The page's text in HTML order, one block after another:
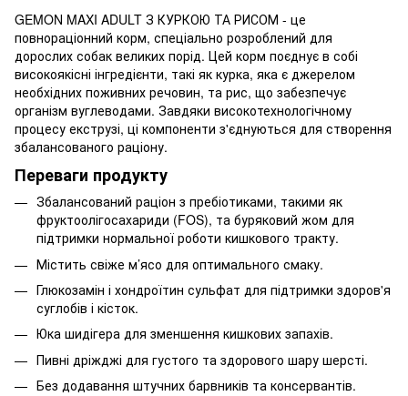
GEMON MAXI ADULT З КУРКОЮ ТА РИСОМ - це
повнораціонний корм, спеціально розроблений для
дорослих собак великих порід. Цей корм поєднує в собі
високоякісні інгредієнти, такі як курка, яка є джерелом
необхідних поживних речовин, та рис, що забезпечує
організм вуглеводами. Завдяки високотехнологічному
процесу екструзі, ці компоненти з'єднуються для створення
збалансованого раціону.
Переваги продукту
Збалансований раціон з пребіотиками, такими як
фруктоолігосахариди (FOS), та буряковий жом для
підтримки нормальної роботи кишкового тракту.
Містить свіже м’ясо для оптимального смаку.
Глюкозамін і хондроїтин сульфат для підтримки здоров'я
суглобів і кісток.
Юка шидігера для зменшення кишкових запахів.
Пивні дріжджі для густого та здорового шару шерсті.
Без додавання штучних барвників та консервантів.